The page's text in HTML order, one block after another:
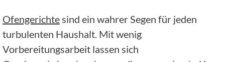
Ofengerichtesind ein wahrer Segen für jeden
turbulenten Haushalt. Mit wenig
Vorbereitungsarbeit lassen sich